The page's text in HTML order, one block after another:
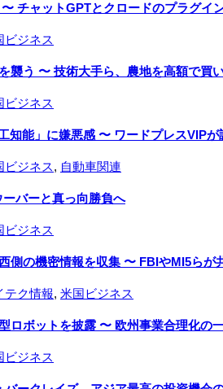
チャットGPTとクロードのプラグイ
ビジネス
襲う 〜 技術大手ら、農地を高額で買
ビジネス
知能」に嫌悪感 〜 ワードプレスVIP
ビジネス, 自動車関連
バーと真っ向勝負へ
ビジネス
側の機密情報を収集 〜 FBIやMI5らが
テク情報, 米国ビジネス
ロボットを披露 〜 欧州事業合理化の
ビジネス